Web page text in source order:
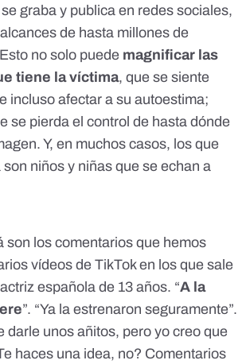
graba y publica en redes sociales,
de hasta millones de
no solo puede magnificar las
tiene la víctima, que se siente
incluso afectar a su autoestima;
se pierda el control de hasta dónde
Y, en muchos casos, los que
son niños y niñas que se echan a
son los comentarios que hemos
vídeos de TikToken los que sale
española de 13 años. “A la
”. “Ya la estrenaron seguramente”.
darle unos añitos, pero yo creo que
haces una idea, no? Comentarios